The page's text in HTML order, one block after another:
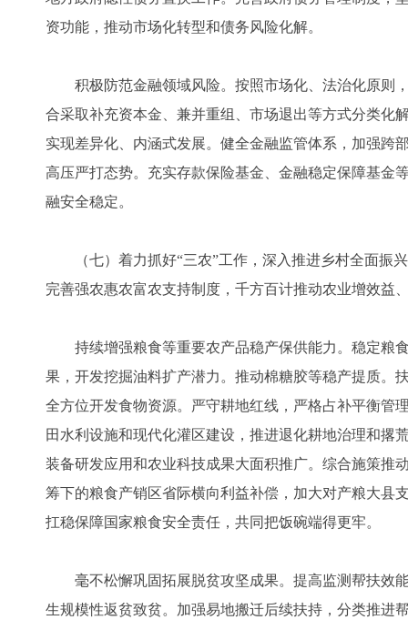
资功能，推动市场化转型和债务风险化解。
积极防范金融领域风险。按照市场化、法治化原则
合采取补充资本金、兼并重组、市场退出等方式分类化
实现差异化、内涵式发展。健全金融监管体系，加强跨
高压严打态势。充实存款保险基金、金融稳定保障基金
融安全稳定。
（七）着力抓好“三农”工作，深入推进乡村全面振兴
完善强农惠农富农支持制度，千方百计推动农业增效益
持续增强粮食等重要农产品稳产保供能力。稳定粮
果，开发挖掘油料扩产潜力。推动棉糖胶等稳产提质。
全方位开发食物资源。严守耕地红线，严格占补平衡管
田水利设施和现代化灌区建设，推进退化耕地治理和撂
装备研发应用和农业科技成果大面积推广。综合施策推
筹下的粮食产销区省际横向利益补偿，加大对产粮大县
扛稳保障国家粮食安全责任，共同把饭碗端得更牢。
毫不松懈巩固拓展脱贫攻坚成果。提高监测帮扶效
生规模性返贫致贫。加强易地搬迁后续扶持，分类推进